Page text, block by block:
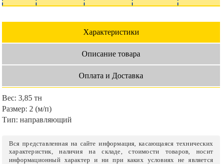
Характеристики
Описание товара
Оплата и Доставка
Вес: 3,85 тн
Размер: 2 (м/п)
Тип: направляющий
Вся представленная на сайте информация, касающаяся технических
характеристик, наличия на складе, стоимости товаров, носит
информационный характер и ни при каких условиях не является